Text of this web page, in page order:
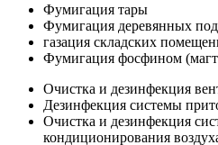
Фумигация тары
Фумигация деревянных
газация складских
Фумигация фосфином
Очистка и дезинфекция
Дезинфекция системы
Очистка и дезинфекция
кондиционирования